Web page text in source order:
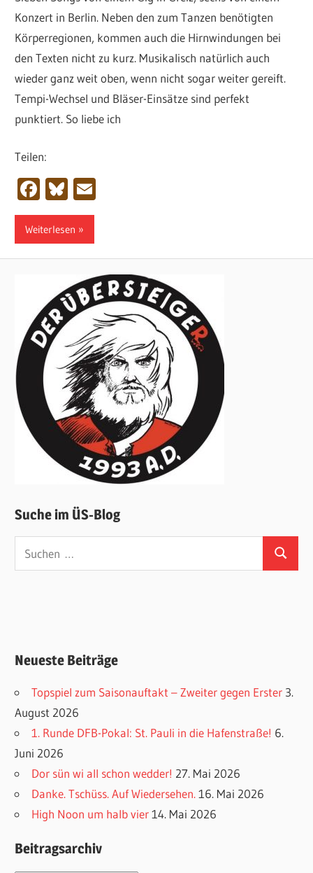
Konzert in Berlin. Neben den zum Tanzen benötigten
Körperregionen, kommen auch die Hirnwindungen bei
den Texten nicht zu kurz. Musikalisch natürlich auch
wieder ganz weit oben, wenn nicht sogar weiter gereift.
Tempi-Wechsel und Bläser-Einsätze sind perfekt
punktiert. So liebe ich
Teilen:
Facebook
Bluesky
Weiterlesen
Suche im ÜS-Blog
Suchen
Neueste Beiträge
Topspiel zum Saisonauftakt – Zweiter gegen Erster 3.
August 2026
1. Runde DFB-Pokal: St. Pauli in die Hafenstraße! 6.
Juni 2026
Dor sün wi all schon wedder! 27. Mai 2026
Danke. Tschüss. Auf Wiedersehen. 16. Mai 2026
High Noon um halb vier 14. Mai 2026
Beitragsarchiv